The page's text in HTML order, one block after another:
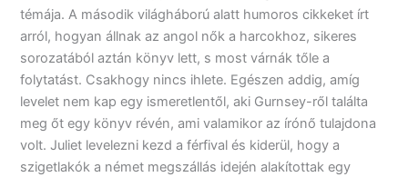
témája. A második világháború alatt humoros cikkeket írt
arról, hogyan állnak az angol nők a harcokhoz, sikeres
sorozatából aztán könyv lett, s most várnák tőle a
folytatást. Csakhogy nincs ihlete. Egészen addig, amíg
levelet nem kap egy ismeretlentől, aki Gurnsey-ről találta
meg őt egy könyv révén, ami valamikor az írónő tulajdona
volt. Juliet levelezni kezd a férfival és kiderül, hogy a
szigetlakók a német megszállás idején alakítottak egy